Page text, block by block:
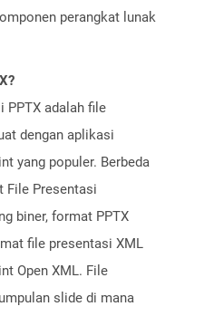
perangkat lunak
PPTX adalah file
dengan aplikasi
yang populer. Berbeda
File Presentasi
biner, format PPTX
file presentasi XML
Open XML. File
slide di mana